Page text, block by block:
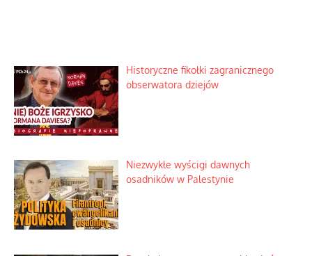
Historyczne fikołki zagranicznego
obserwatora dziejów
Niezwykłe wyścigi dawnych
osadników w Palestynie